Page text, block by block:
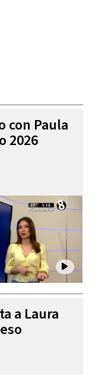
con Paula
2026
a Laura